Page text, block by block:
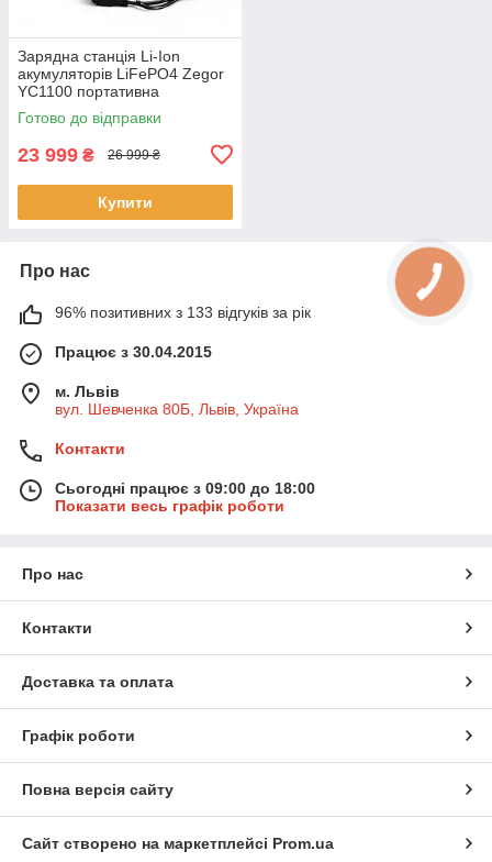
Зарядна станція Li-Ion
акумуляторів LiFePO4 Zegor
YC1100 портативна
електростанція
Готово до відправки
23 999 ₴ 26 999 ₴
Купити
Про нас
96% позитивних з 133 відгуків за рік
Працює з 30.04.2015
м. Львів
вул. Шевченка 80Б, Львів, Україна
Контакти
Сьогодні працює з 09:00 до 18:00
Показати весь графік роботи
Про нас
Контакти
Доставка та оплата
Графік роботи
Повна версія сайту
Сайт створено на маркетплейсі Prom.ua